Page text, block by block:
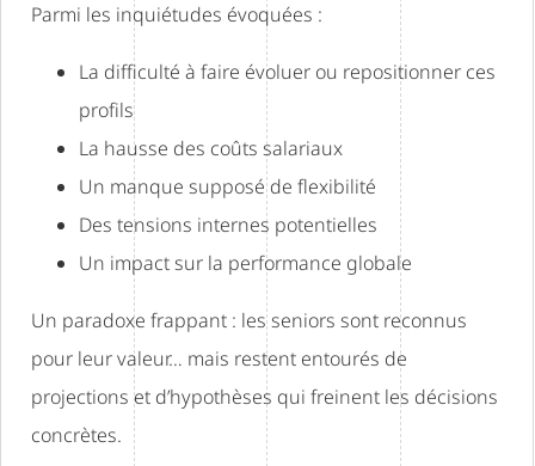
Parmi les inquiétudes évoquées :
La difficulté à faire évoluer ou repositionner ces
profils
La hausse des coûts salariaux
Un manque supposé de flexibilité
Des tensions internes potentielles
Un impact sur la performance globale
Un paradoxe frappant : les seniors sont reconnus
pour leur valeur… mais restent entourés de
projections et d’hypothèses qui freinent les décisions
concrètes.